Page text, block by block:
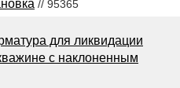
// 95365
для ликвидации
с наклоненным